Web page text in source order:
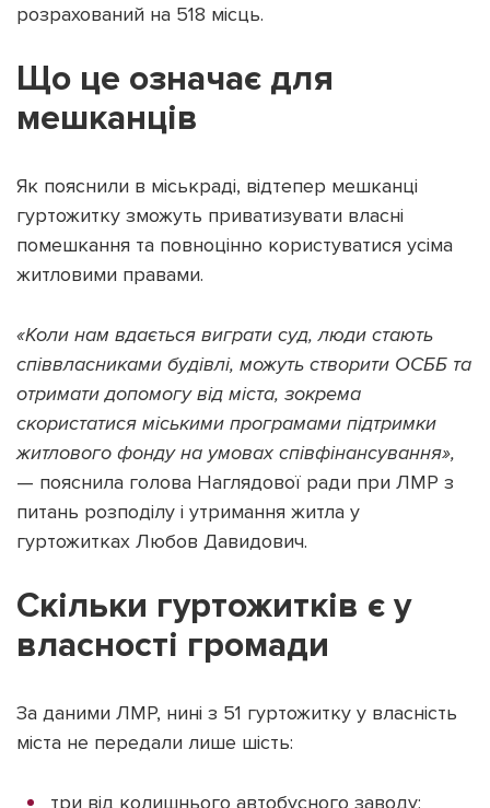
розрахований на 518 місць.
Що це означає для
мешканців
Як пояснили в міськраді, відтепер мешканці
гуртожитку зможуть приватизувати власні
помешкання та повноцінно користуватися усіма
житловими правами.
«Коли нам вдається виграти суд, люди стають
співвласниками будівлі, можуть створити ОСББ та
отримати допомогу від міста, зокрема
скористатися міськими програмами підтримки
житлового фонду на умовах співфінансування»,
— пояснила голова Наглядової ради при ЛМР з
питань розподілу і утримання житла у
гуртожитках Любов Давидович.
Скільки гуртожитків є у
власності громади
За даними ЛМР, нині з 51 гуртожитку у власність
міста не передали лише шість:
три від колишнього автобусного заводу;